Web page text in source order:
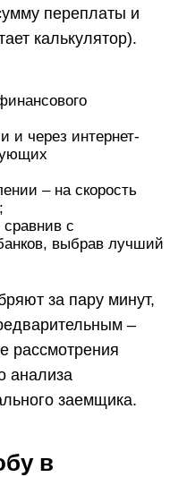
переплаты и
калькулятор).
и через интернет-
– на скорость
с
выбрав лучший
за пару минут,
–
рассмотрения
анализа
заемщика.
в